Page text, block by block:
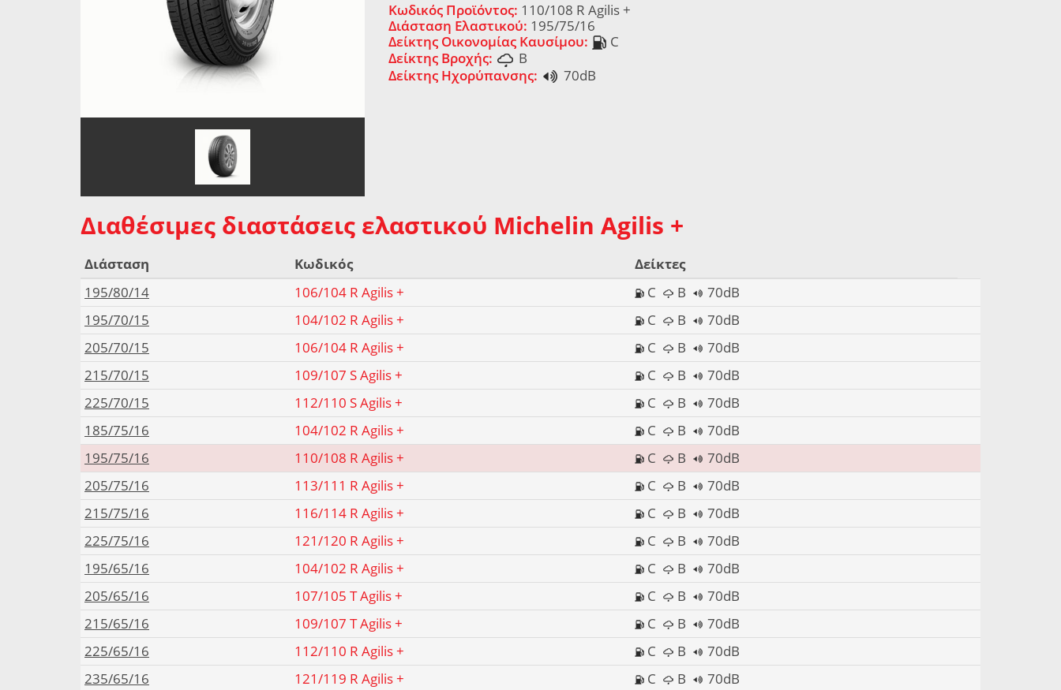
Κωδικός Προϊόντος: 110/108 R Agilis +
Διάσταση Ελαστικού: 195/75/16
Δείκτης Οικονομίας Καυσίμου:
C
Δείκτης Βροχής:
B
Δείκτης Ηχορύπανσης:
70dB
Διαθέσιμες διαστάσεις ελαστικού Michelin Agilis +
Διάσταση Κωδικός
Δείκτες
195/80/14
106/104 R Agilis + C B
70dB
195/70/15
104/102 R Agilis + C B
70dB
205/70/15
106/104 R Agilis + C B
70dB
215/70/15
109/107 S Agilis + C B
70dB
225/70/15
112/110 S Agilis + C B
70dB
185/75/16
104/102 R Agilis + C B
70dB
195/75/16
110/108 R Agilis + C B
70dB
205/75/16
113/111 R Agilis + C B
70dB
215/75/16
116/114 R Agilis + C B
70dB
225/75/16
121/120 R Agilis + C B
70dB
195/65/16
104/102 R Agilis + C B
70dB
205/65/16
107/105 T Agilis + C B
70dB
215/65/16
109/107 T Agilis + C B
70dB
225/65/16
112/110 R Agilis + C B
70dB
235/65/16
121/119 R Agilis + C B 70dB